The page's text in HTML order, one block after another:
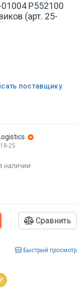
P552100
(арт. 25-
поставщику
25
наличии
Сравнить
Быстрый просмотр